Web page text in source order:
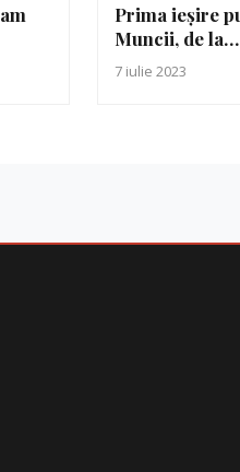
Prima ieșire
Muncii, de la…
7 iulie 2023